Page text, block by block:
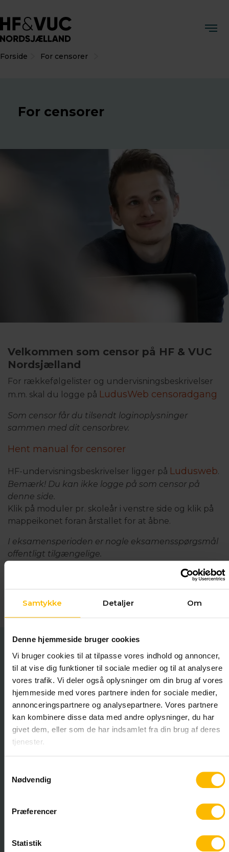
Samtykke Detaljer Om
Denne hjemmeside bruger cookies
Vi bruger cookies til at tilpasse vores indhold og annoncer,
til at vise dig funktioner til sociale medier og til at analysere
vores trafik. Vi deler også oplysninger om din brug af vores
hjemmeside med vores partnere inden for sociale medier,
annonceringspartnere og analysepartnere. Vores partnere
kan kombinere disse data med andre oplysninger, du har
givet dem, eller som de har indsamlet fra din brug af deres
tjenester.
Nødvendig
Præferencer
Statistik
Forside For censorer
For censorer
Velkommen som censor på HF & VUC
Nordsjælland
For rækkefølgelister og undervisningsbeskrivelser
m.m. skal du logge på LudusWeb censoradgang
Som censor får du tilsendt loginoplysninger
sammen med dit censorbrev.
Hent manual for censorer
HF-undervisningsbeskrivelser ligger på Ludusweb.
Bemærk! Du kan ikke logge på som censor på
denne side.
Klik på moduler pr. skoleår i venstre side og klik på
mappeikonet foran årstallet for at åbne.
I eksamensperioden er nogle eksamensspørgsmål
offentligt tilgængelige.
Klik her for at se de offentligt tilgængelige
eksamensspørgsmål
HF & VUC Nordsjælland
Milnersvej 40
3400 Hillerød
Gl. Banegårdsvej 39
3000 Helsingør
48201600
Sikker mail til skolen